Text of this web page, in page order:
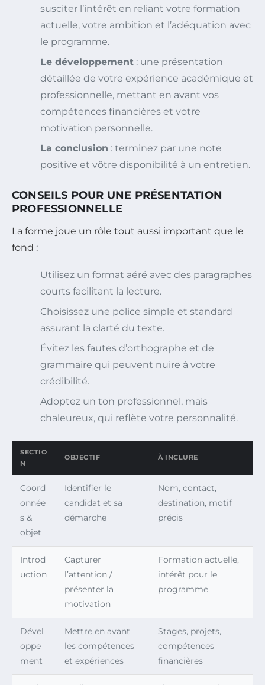
susciter l’intérêt en reliant votre formation
actuelle, votre ambition et l’adéquation avec
le programme.
Le développement : une présentation
détaillée de votre expérience académique et
professionnelle, mettant en avant vos
compétences financières et votre
motivation personnelle.
La conclusion : terminez par une note
positive et vôtre disponibilité à un entretien.
CONSEILS POUR UNE PRÉSENTATION
PROFESSIONNELLE
La forme joue un rôle tout aussi important que le
fond :
Utilisez un format aéré avec des paragraphes
courts facilitant la lecture.
Choisissez une police simple et standard
assurant la clarté du texte.
Évitez les fautes d’orthographe et de
grammaire qui peuvent nuire à votre
crédibilité.
Adoptez un ton professionnel, mais
chaleureux, qui reflète votre personnalité.
SECTIO
N
OBJECTIF À INCLURE
Coord
onnée
s &
objet
Identifier le
candidat et sa
démarche
Nom, contact,
destination, motif
précis
Introd
uction
Capturer
l’attention /
présenter la
motivation
Formation actuelle,
intérêt pour le
programme
Dével
oppe
ment
Mettre en avant
les compétences
et expériences
Stages, projets,
compétences
financières